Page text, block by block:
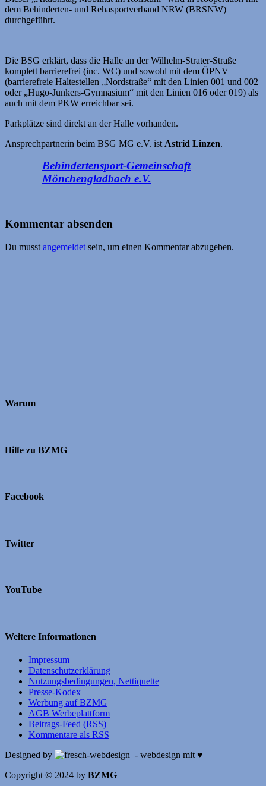
dem Behinderten- und Reha­sportverband NRW (BRSNW)
durchgeführt.
Die BSG erklärt, dass die Halle an der Wilhelm-Strater-Straße
komplett barrierefrei (inc. WC) und sowohl mit dem ÖPNV
(barrierefreie Halte­stellen „Nordstraße“ mit den Linien 001 und 002
oder „Hugo-Junkers-Gymnasium“ mit den Linien 016 oder 019) als
auch mit dem PKW erreichbar sei.
Parkplätze sind direkt an der Halle vorhanden.
Ansprechpartnerin beim BSG MG e.V. ist Astrid Linzen.
Behindertensport-Gemeinschaft
Mönchengladbach e.V.
Kommentar absenden
Du musst angemeldet sein, um einen Kommentar abzugeben.
Warum
Hilfe zu BZMG
Facebook
Twitter
YouTube
Weitere Informationen
Impressum
Datenschutzerklärung
Nutzungsbedingungen, Nettiquette
Presse-Kodex
Werbung auf BZMG
AGB Werbeplattform
Beitrags-Feed (RSS)
Kommentare als RSS
Designed by
- webdesign mit ♥
Copyright © 2024 by BZMG